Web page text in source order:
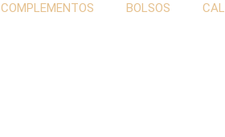
COMPLEMENTOS BOLSOS